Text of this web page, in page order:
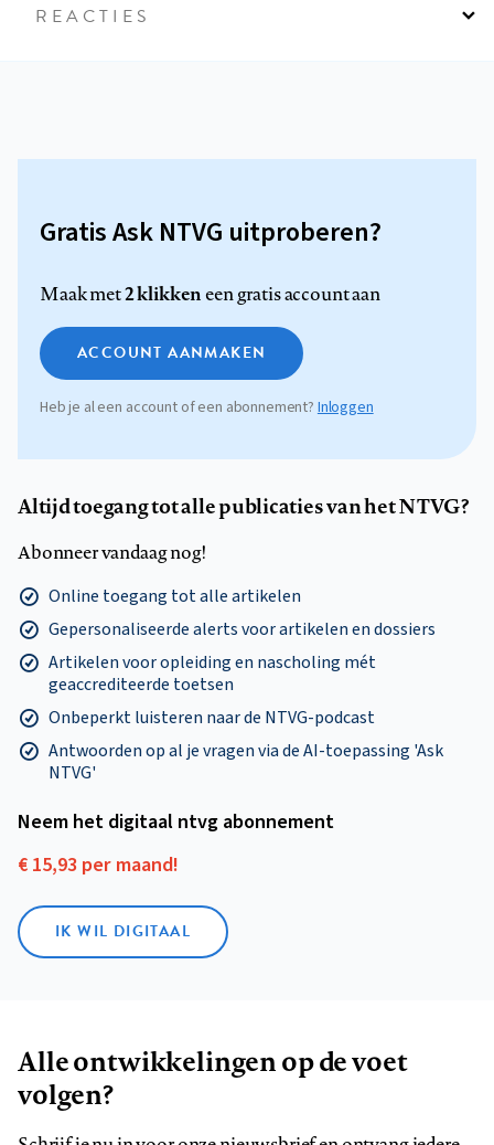
REACTIES
Gratis Ask NTVG uitproberen?
Maak met2 klikkeneen gratis account aan
ACCOUNT AANMAKEN
Heb je al een account of een abonnement?Inloggen
Altijd toegang tot alle publicaties van het NTVG?
Abonneer vandaag nog!
Online toegang tot alle artikelen
Gepersonaliseerde alerts voor artikelen en dossiers
Artikelen voor opleiding en nascholing mét
geaccrediteerde toetsen
Onbeperkt luisteren naar de NTVG-podcast
Antwoorden op al je vragen via de AI-toepassing 'Ask
NTVG'
Neem het digitaal ntvg abonnement
€ 15,93 per maand!
IK WIL DIGITAAL
Alle ontwikkelingen op de voet
volgen?